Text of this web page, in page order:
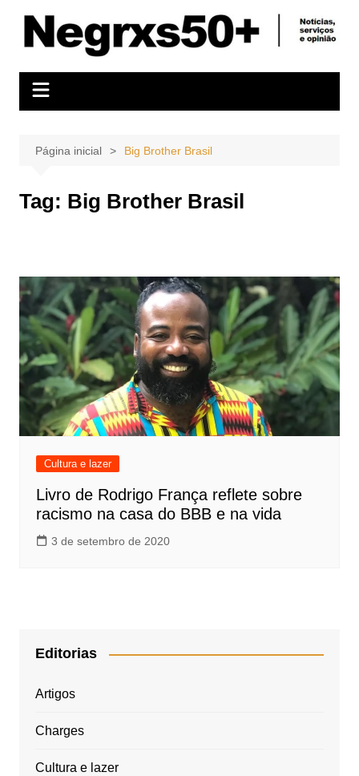
conteúdo
Página inicial Big Brother Brasil
Tag: Big Brother Brasil
Cultura e lazer
Livro de Rodrigo França reflete sobre
racismo na casa do BBB e na vida
3 de setembro de 2020
Editorias
Artigos
Charges
Cultura e lazer